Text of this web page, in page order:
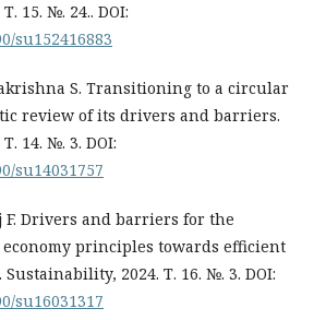
15. №. 24.. DOI:
su152416883
S. Transitioning to a circular
review of its drivers and barriers.
14. №. 3. DOI:
su14031757
F. Drivers and barriers for the
principles towards efficient
2024. Т. 16. №. 3. DOI:
su16031317